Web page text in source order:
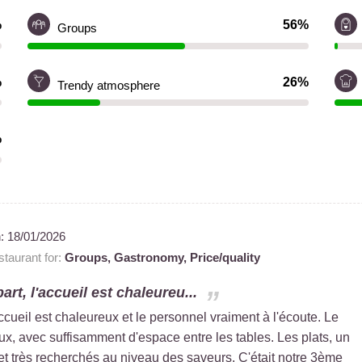
Groups 56%
Trendy atmosphere 26%
18/01/2026
for: Groups, Gastronomy, Price/quality
l'accueil est chaleureu...
est chaleureux et le personnel vraiment à l'écoute. Le
avec suffisamment d'espace entre les tables. Les plats, un
très recherchés au niveau des saveurs. C'était notre 3ème